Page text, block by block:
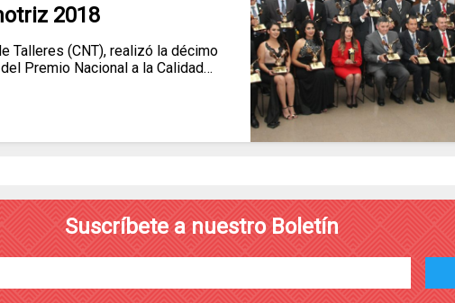
2018
Talleres (CNT), realizó la décimo
Premio Nacional a la Calidad…
Suscríbete a nuestro Boletín